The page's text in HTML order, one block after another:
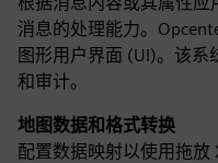
消息的处理能力。
图形用户界面 (UI)。该系
和审计。
地图数据和格式转换
配置数据映射以使用拖放